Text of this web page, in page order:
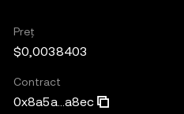
Preț
$0,0038403
Contract
0x8a5a...a8ec